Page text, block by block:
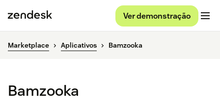
Ver demonstração
Marketplace Aplicativos Bamzooka
Bamzooka